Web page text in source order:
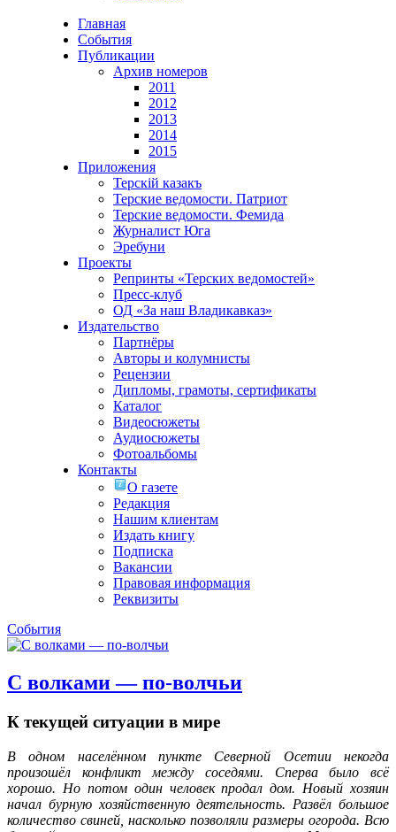
Главная
События
Публикации
Архив номеров
2011
2012
2013
2014
2015
Приложения
Терскiй казакъ
Терские ведомости. Патриот
Терские ведомости. Фемида
Журналист Юга
Эребуни
Проекты
Репринты «Терских ведомостей»
Пресс-клуб
ОД «За наш Владикавказ»
Издательство
Партнёры
Авторы и колумнисты
Рецензии
Дипломы, грамоты, сертификаты
Каталог
Видеосюжеты
Аудиосюжеты
Фотоальбомы
Контакты
О газете
Редакция
Нашим клиентам
Издать книгу
Подписка
Вакансии
Правовая информация
Реквизиты
События
С волками — по-волчьи
К текущей ситуации в мире
В одном населённом пункте Северной Осетии некогда
произошёл конфликт между соседями. Сперва было всё
хорошо. Но потом один человек продал дом. Новый хозяин
начал бурную хозяйственную деятельность. Развёл большое
количество свиней, насколько позволяли размеры огорода. Всю